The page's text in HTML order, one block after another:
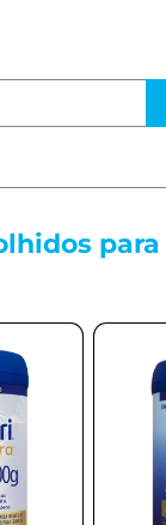
para